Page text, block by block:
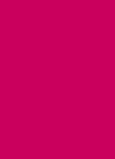
gegeven, dan
doorsturen aan
bevel sturen om
Aan dit bevel